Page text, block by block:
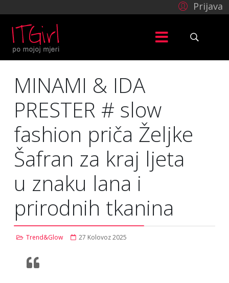
Prijava
MINAMI & IDA
PRESTER # slow
fashion priča Željke
Šafran za kraj ljeta
u znaku lana i
prirodnih tkanina
Trend&Glow 27 Kolovoz 2025